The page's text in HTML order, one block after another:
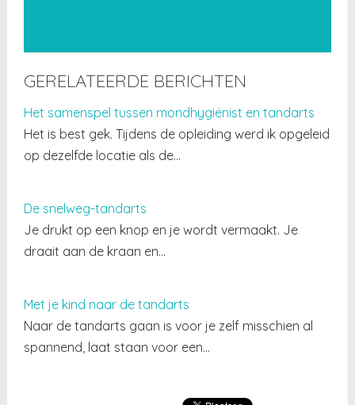
GERELATEERDE BERICHTEN
Het samenspel tussen mondhygiënist en tandarts
Het is best gek. Tijdens de opleiding werd ik opgeleid
op dezelfde locatie als de…
De snelweg-tandarts
Je drukt op een knop en je wordt vermaakt. Je
draait aan de kraan en…
Met je kind naar de tandarts
Naar de tandarts gaan is voor je zelf misschien al
spannend, laat staan voor een…